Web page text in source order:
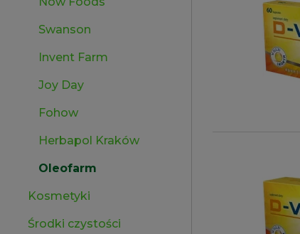
Swanson
Invent Farm
Joy Day
Fohow
Herbapol Kraków
Oleofarm
Kosmetyki
Środki czystości